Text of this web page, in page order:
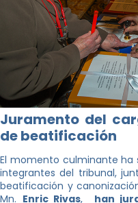
Juramento del
de beatificación
El momento culminante ha
integrantes del tribunal,
beatificación y
Mn. Enric Rivas,
han